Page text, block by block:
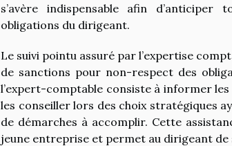
s’avère indispensable afin d’anticiper
obligations du dirigeant.
Le suivi pointu assuré par l’expertise
de sanctions pour non-respect des
l’expert-comptable consiste à informer
les conseiller lors des choix stratégiques
de démarches à accomplir. Cette
jeune entreprise et permet au dirigeant